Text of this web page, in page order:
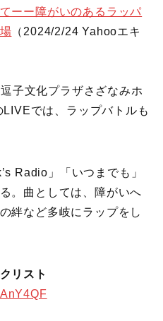
ーー障がいのあるラッパ
（2024/2/24 Yahooエキ
子文化プラザさざなみホ
では、ラップバトルも
Radio」「いつまでも」
。曲としては、障がいへ
絆など多岐にラップをし
リスト